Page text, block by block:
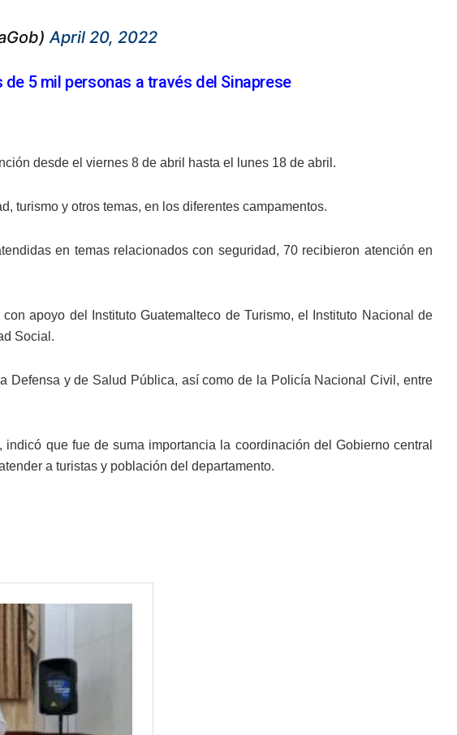
April 20, 2022
5 mil personas a través del Sinaprese
desde el viernes 8 de abril hasta el lunes 18 de abril.
turismo y otros temas, en los diferentes campamentos.
en temas relacionados con seguridad, 70 recibieron atención en
apoyo del Instituto Guatemalteco de Turismo, el Instituto Nacional de
Social.
Defensa y de Salud Pública, así como de la Policía Nacional Civil, entre
, indicó que fue de suma importancia la coordinación del Gobierno central
a turistas y población del departamento.